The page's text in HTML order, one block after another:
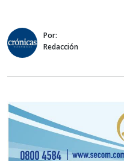
Por:
Redacción